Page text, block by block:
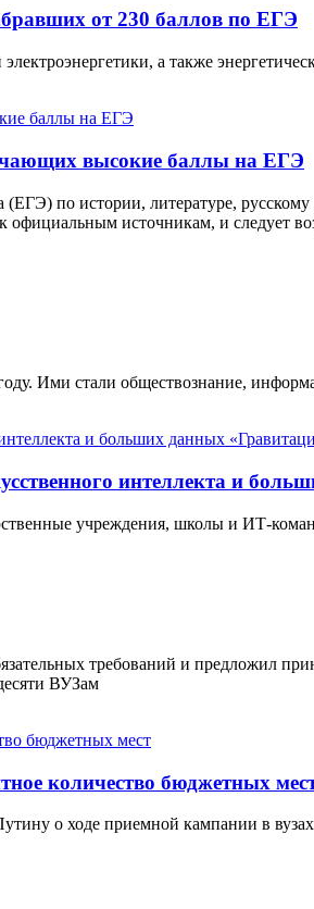
от 230 баллов по ЕГЭ
а также
высокие баллы на ЕГЭ
(ЕГЭ) по истории, литературе,
официальным источникам, и следует
Ими стали обществознание,
интеллекта и
учреждения, школы и ИТ-
требований и предложил
ВУЗам
количeство бюджeтных
о ходе приемной кампании в